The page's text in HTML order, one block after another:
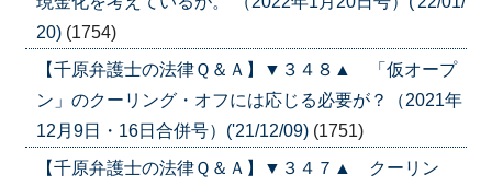
20) (1754)
【千原弁護士の法律Ｑ＆Ａ】▼３４８▲ 「仮オープ
ン」のクーリング・オフには応じる必要が？（2021年
12月9日・16日合併号）('21/12/09) (1751)
【千原弁護士の法律Ｑ＆Ａ】▼３４７▲ クーリン